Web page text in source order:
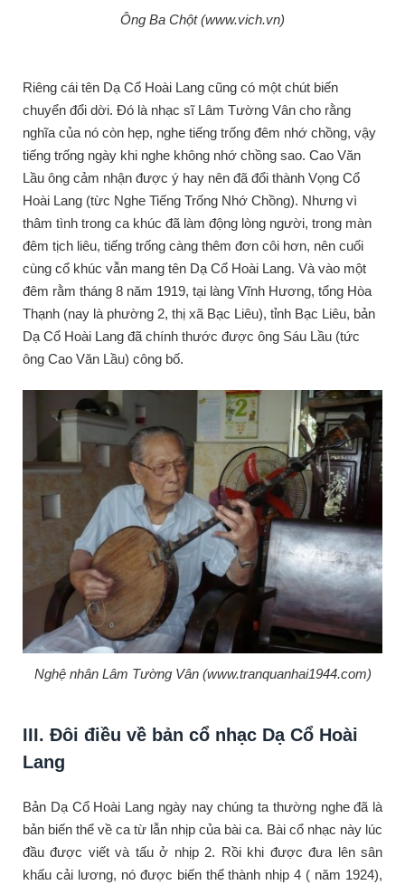
Ông Ba Chột (www.vich.vn)
Riêng cái tên Dạ Cổ Hoài Lang cũng có một chút biến
chuyển đổi dời. Đó là nhạc sĩ Lâm Tường Vân cho rằng
nghĩa của nó còn hẹp, nghe tiếng trống đêm nhớ chồng, vậy
tiếng trống ngày khi nghe không nhớ chồng sao. Cao Văn
Lầu ông cảm nhận được ý hay nên đã đổi thành Vọng Cổ
Hoài Lang (từc Nghe Tiếng Trống Nhớ Chồng). Nhưng vì
thâm tình trong ca khúc đã làm động lòng người, trong màn
đêm tịch liêu, tiếng trống càng thêm đơn côi hơn, nên cuối
cùng cổ khúc vẫn mang tên Dạ Cổ Hoài Lang. Và vào một
đêm rằm tháng 8 năm 1919, tại làng Vĩnh Hương, tổng Hòa
Thạnh (nay là phường 2, thị xã Bạc Liêu), tỉnh Bạc Liêu, bản
Dạ Cổ Hoài Lang đã chính thước được ông Sáu Lầu (tức
ông Cao Văn Lầu) công bố.
Nghệ nhân Lâm Tường Vân (www.tranquanhai1944.com)
III. Đôi điều về bản cổ nhạc Dạ Cổ Hoài
Lang
Bản Dạ Cổ Hoài Lang ngày nay chúng ta thường nghe đã là
bản biến thể về ca từ lẫn nhịp của bài ca. Bài cổ nhạc này lúc
đầu được viết và tấu ở nhịp 2. Rồi khi được đưa lên sân
khấu cải lương, nó được biến thể thành nhịp 4 ( năm 1924),